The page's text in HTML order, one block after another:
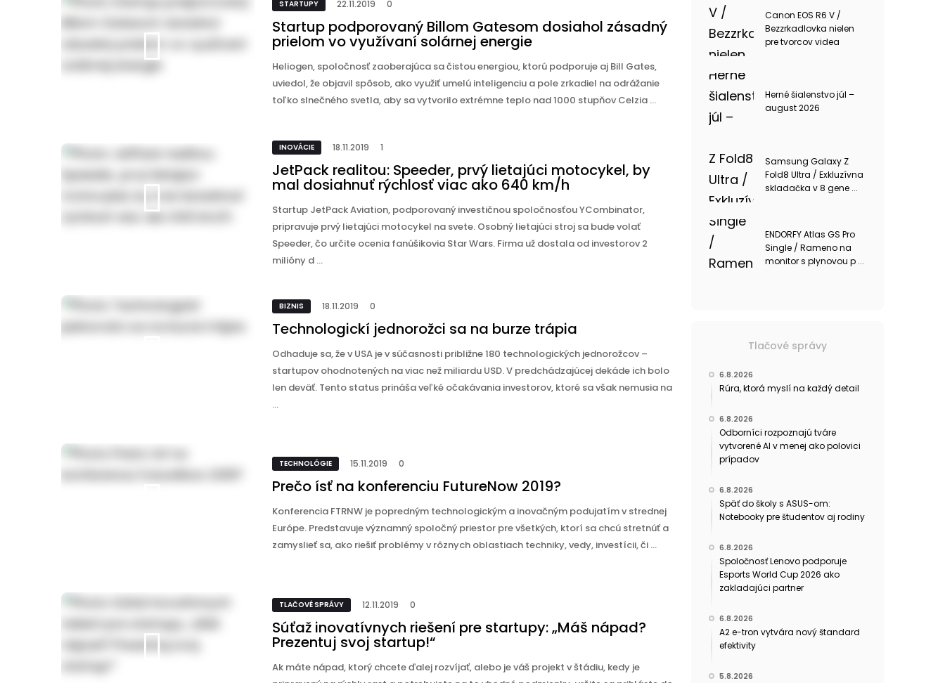
STARTUPY 22.11.2019 0
Startup podporovaný Billom Gatesom dosiahol zásadný
prielom vo využívaní solárnej energie
Heliogen, spoločnosť zaoberajúca sa čistou energiou, ktorú podporuje aj Bill Gates,
uviedol, že objavil spôsob, ako využiť umelú inteligenciu a pole zrkadiel na odrážanie
toľko slnečného svetla, aby sa vytvorilo extrémne teplo nad 1000 stupňov Celzia ...
INOVÁCIE 18.11.2019 1
JetPack realitou: Speeder, prvý lietajúci motocykel, by
mal dosiahnuť rýchlosť viac ako 640 km/h
Startup JetPack Aviation, podporovaný investičnou spoločnosťou YCombinator,
pripravuje prvý lietajúci motocykel na svete. Osobný lietajúci stroj sa bude volať
Speeder, čo určite ocenia fanúšikovia Star Wars. Firma už dostala od investorov 2
milióny d ...
BIZNIS 18.11.2019 0
Technologickí jednorožci sa na burze trápia
Odhaduje sa, že v USA je v súčasnosti približne 180 technologických jednorožcov –
startupov ohodnotených na viac než miliardu USD. V predchádzajúcej dekáde ich bolo
len deväť. Tento status prináša veľké očakávania investorov, ktoré sa však nemusia na
...
TECHNOLÓGIE 15.11.2019 0
Prečo ísť na konferenciu FutureNow 2019?
Konferencia FTRNW je popredným technologickým a inovačným podujatím v strednej
Európe. Predstavuje významný spoločný priestor pre všetkých, ktorí sa chcú stretnúť a
zamyslieť sa, ako riešiť problémy v rôznych oblastiach techniky, vedy, investícii, či ...
TLAČOVÉ SPRÁVY 12.11.2019 0
Súťaž inovatívnych riešení pre startupy: „Máš nápad?
Prezentuj svoj startup!“
Ak máte nápad, ktorý chcete ďalej rozvíjať, alebo je váš projekt v štádiu, kedy je
Canon EOS R6 V /
Bezzrkadlovka nielen
pre tvorcov videa
Herné šialenstvo júl –
august 2026
Samsung Galaxy Z
Fold8 Ultra / Exkluzívna
skladačka v 8 gene ...
ENDORFY Atlas GS Pro
Single / Rameno na
monitor s plynovou p ...
Tlačové správy
6.8.2026
Rúra, ktorá myslí na každý detail
6.8.2026
Odborníci rozpoznajú tváre
vytvorené AI v menej ako polovici
prípadov
6.8.2026
Späť do školy s ASUS-om:
Notebooky pre študentov aj rodiny
6.8.2026
Spoločnosť Lenovo podporuje
Esports World Cup 2026 ako
zakladajúci partner
6.8.2026
A2 e-tron vytvára nový štandard
efektivity
5.8.2026